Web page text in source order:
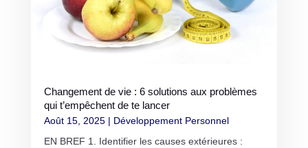
Changement de vie : 6 solutions aux problèmes
qui t’empêchent de te lancer
Août 15, 2025| Développement Personnel
EN BREF 1. Identifier les causes extérieures :